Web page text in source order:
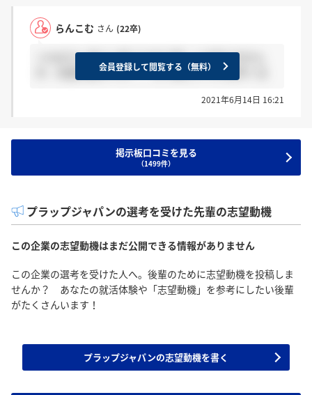
らんこむ さん (22卒)
＞maiさん 身バレ防ぐために詳しくは言えません
が、先週の前半です、、 きて欲しいですね早く泣
会員登録して閲覧する（無料）
2021年6月14日 16:21
掲示板口コミを見る
（1499件）
プラップジャパンの選考を受けた先輩の志望動機
この企業の志望動機はまだ公開できる情報がありません
この企業の選考を受けた人へ。後輩のために志望動機を投稿しま
せんか？ あなたの就活体験や「志望動機」を参考にしたい後輩
がたくさんいます！
プラップジャパンの志望動機を書く